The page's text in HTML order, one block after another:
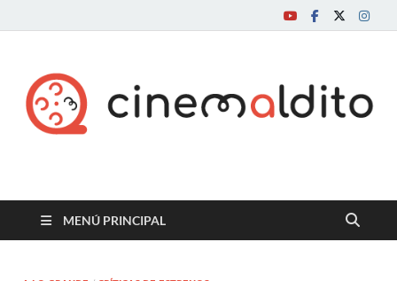
Cine maldito
MENÚ PRINCIPAL